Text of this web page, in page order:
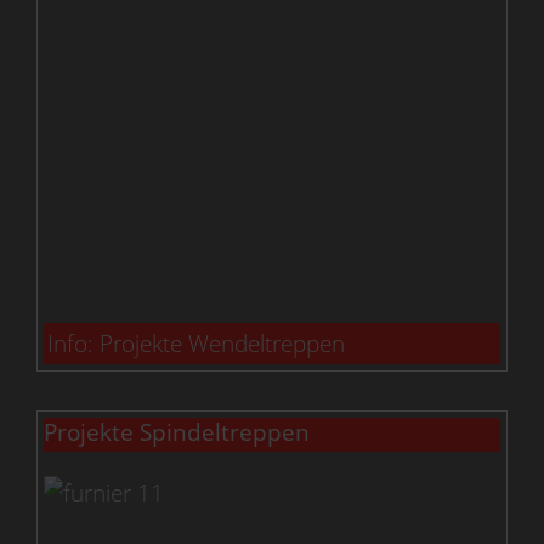
Info: Projekte Wendeltreppen
Projekte Spindeltreppen